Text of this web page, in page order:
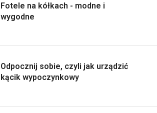
Fotele na kółkach - modne i
wygodne
Odpocznij sobie, czyli jak urządzić
kącik wypoczynkowy